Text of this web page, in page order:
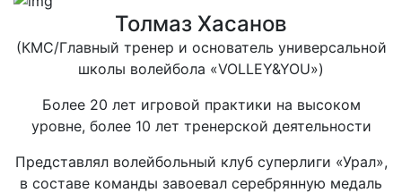
Толмаз Хасанов
(КМС/Главный тренер и основатель универсальной
школы волейбола «VOLLEY&YOU»)
Более 20 лет игровой практики на высоком
уровне, более 10 лет тренерской деятельности
Представлял волейбольный клуб суперлиги «Урал»,
в составе команды завоевал серебрянную медаль